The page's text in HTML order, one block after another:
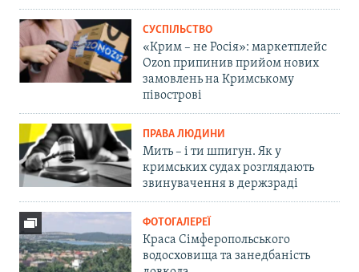
СУСПІЛЬСТВО
«Крим – не Росія»: маркетплейс
Ozon припинив прийом нових
замовлень на Кримському
півострові
ПРАВА ЛЮДИНИ
Мить – і ти шпигун. Як у
кримських судах розглядають
звинувачення в держзраді
ФОТОГАЛЕРЕЇ
Краса Сімферопольського
водосховища та занедбаність